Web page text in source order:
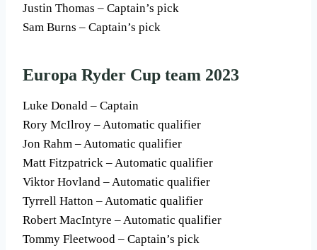
Justin Thomas – Captain’s pick
Sam Burns – Captain’s pick
Europa Ryder Cup team 2023
Luke Donald – Captain
Rory McIlroy – Automatic qualifier
Jon Rahm – Automatic qualifier
Matt Fitzpatrick – Automatic qualifier
Viktor Hovland – Automatic qualifier
Tyrrell Hatton – Automatic qualifier
Robert MacIntyre – Automatic qualifier
Tommy Fleetwood – Captain’s pick